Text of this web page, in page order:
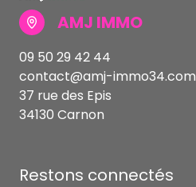
AMJ IMMO
09 50 29 42 44
contact@amj-immo34.com
37 rue des Epis
34130 Carnon
Restons connectés